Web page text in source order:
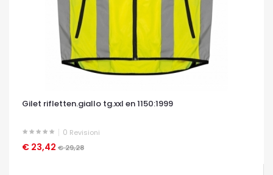
Gilet rifletten.giallo tg.xxl en 1150:1999
0 Revisioni
€ 23,42 € 29,28
OCCHIATA VELOCE